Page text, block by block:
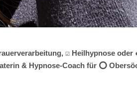
☑️ Heilhypnose
& Hypnose-Coach für ⭕